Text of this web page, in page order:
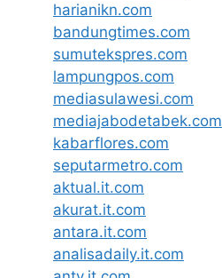
harianikn.com
bandungtimes.com
sumutekspres.com
lampungpos.com
mediasulawesi.com
mediajabodetabek.com
kabarflores.com
seputarmetro.com
aktual.it.com
akurat.it.com
antara.it.com
analisadaily.it.com